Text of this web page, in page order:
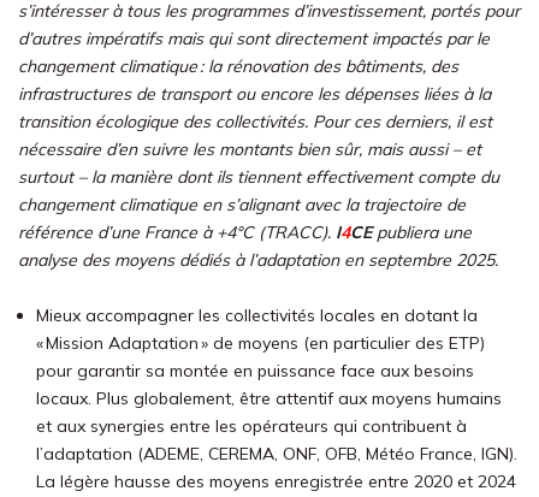
s’intéresser à tous les programmes d’investissement, portés pour
d’autres impératifs mais qui sont directement impactés par le
changement climatique : la rénovation des bâtiments, des
infrastructures de transport ou encore les dépenses liées à la
transition écologique des collectivités. Pour ces derniers, il est
nécessaire d’en suivre les montants bien sûr, mais aussi – et
surtout – la manière dont ils tiennent effectivement compte du
changement climatique en s’alignant avec la trajectoire de
référence d’une France à +4°C (TRACC). I4CEpubliera une
analyse des moyens dédiés à l’adaptation en septembre 2025.
Mieux accompagner les collectivités locales en dotant la
« Mission Adaptation » de moyens (en particulier des ETP)
pour garantir sa montée en puissance face aux besoins
locaux. Plus globalement, être attentif aux moyens humains
et aux synergies entre les opérateurs qui contribuent à
l’adaptation (ADEME, CEREMA, ONF, OFB, Météo France, IGN).
La légère hausse des moyens enregistrée entre 2020 et 2024